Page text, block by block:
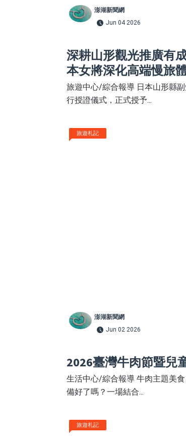
澎湖新聞網
Jun 04 2026
深耕山形觀光推廣有
本女將深化高端慢旅
旅遊中心/綜合報導 日本山形縣
行授證儀式，正式授予...
旅遊札記
澎湖新聞網
Jun 02 2026
2026臺灣牛肉節暨兒
生活中心/綜合報導 牛肉主題美
備好了嗎？一場結合...
旅遊札記